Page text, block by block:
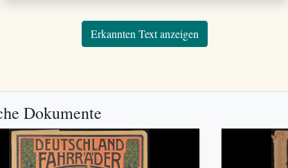
Erkannten Text anzeigen
Dokumente